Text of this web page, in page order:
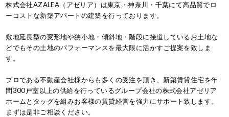
株式会社AZALEA（アゼリア）は東京・神奈川・千葉にて高品質でロ
ーコストな新築アパートの建築を行っております。
敷地延長型の変形地や狭小地・傾斜地・階段に接道しているお土地な
どでもその土地のパフォーマンスを最大限に活かすご提案を致しま
す。
プロである不動産会社様からも多くの受注を頂き、新築賃貸住宅を年
間300戸室以上の供給を行っているグループ会社の株式会社アゼリア
ホームとタッグを組みお客様の賃貸経営を強力にサポート致します。
まずは是非ご相談ください。